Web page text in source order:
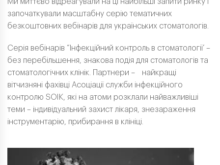
започаткували масштабну серію тематичних
безкоштовних вебінарів для українських стоматологів.
Серія вебінарів “Інфекційний контроль в стоматології’ –
без перебільшення, знакова подія для стоматологів та
стоматологічних клінік. Партнери – найкращі
вітчизняні фахівці Асоціації служби інфекційного
контролю SOIK, які на атоми розклали найважливіші
теми – індивідуальний захист лікаря, знезараження
інструментарію, прибирання в клініці.